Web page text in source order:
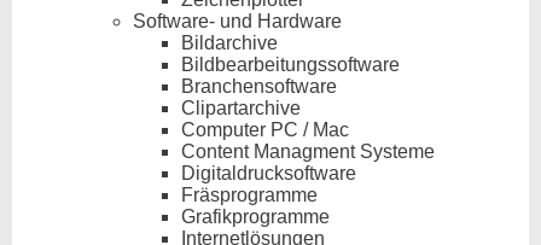
Software- und Hardware
Bildarchive
Bildbearbeitungssoftware
Branchensoftware
Clipartarchive
Computer PC / Mac
Content Managment Systeme
Digitaldrucksoftware
Fräsprogramme
Grafikprogramme
Internetlösungen